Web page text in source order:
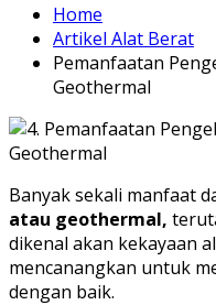
Home
Artikel Alat Berat
Pemanfaatan
Geothermal
Banyak sekali manfaat
atau geothermal,
dikenal akan kekayaan
mencanangkan untuk
dengan baik.